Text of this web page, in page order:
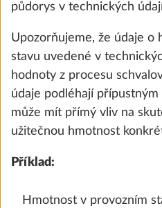
KROK 3 Z 8
půdorys v technických
Upozorňujeme, že údaje o
stavu uvedené v
hodnoty z procesu
údaje podléhají
může mít přímý vliv na
užitečnou hmotnost
Příklad:
Hmotnost v provozním